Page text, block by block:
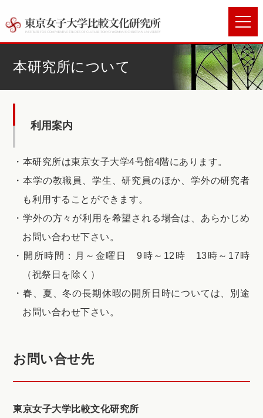
本研究所について
利用案内
本研究所は東京女子大学4号館4階にあります。
本学の教職員、学生、研究員のほか、学外の研究者
も利用することができます。
学外の方々が利用を希望される場合は、あらかじめ
お問い合わせ下さい。
開所時間：月～金曜日 9時～12時 13時～17時
（祝祭日を除く）
春、夏、冬の長期休暇の開所日時については、別途
お問い合わせ下さい。
お問い合せ先
東京女子大学比較文化研究所